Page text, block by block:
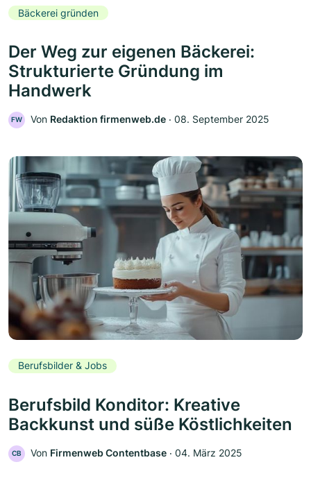
Bäckerei gründen
Der Weg zur eigenen Bäckerei:
Strukturierte Gründung im
Handwerk
FW Von Redaktion firmenweb.de ‧ 08. September 2025
Berufsbilder & Jobs
Berufsbild Konditor: Kreative
Backkunst und süße Köstlichkeiten
CB Von Firmenweb Contentbase ‧ 04. März 2025